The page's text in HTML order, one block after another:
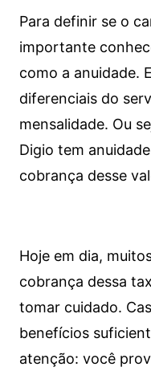
Para definir se o
importante
como a anuidade.
diferenciais do
mensalidade. Ou
Digio tem
cobrança desse
Hoje em dia,
cobrança dessa
tomar cuidado.
benefícios
atenção: você